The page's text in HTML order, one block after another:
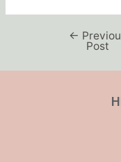
←
Post